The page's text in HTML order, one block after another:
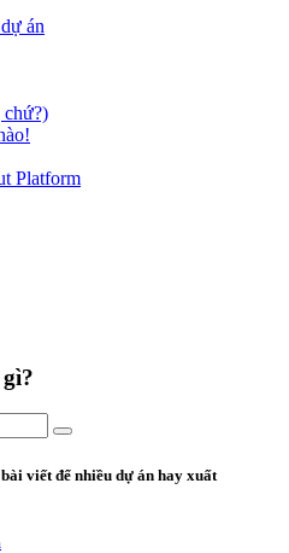
án
chứ?)
Platform
bài viết để nhiều dự án hay xuất